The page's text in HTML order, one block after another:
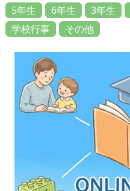
5年生 6年生 3年生
学校行事
その他